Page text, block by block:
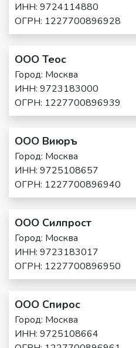
ИНН: 9724114880
ОГРН: 1227700896928
ООО Теос
Город: Москва
ИНН: 9723183000
ОГРН: 1227700896939
ООО Виюръ
Город: Москва
ИНН: 9725108657
ОГРН: 1227700896940
ООО Силпрост
Город: Москва
ИНН: 9723183017
ОГРН: 1227700896950
ООО Спирос
Город: Москва
ИНН: 9725108664